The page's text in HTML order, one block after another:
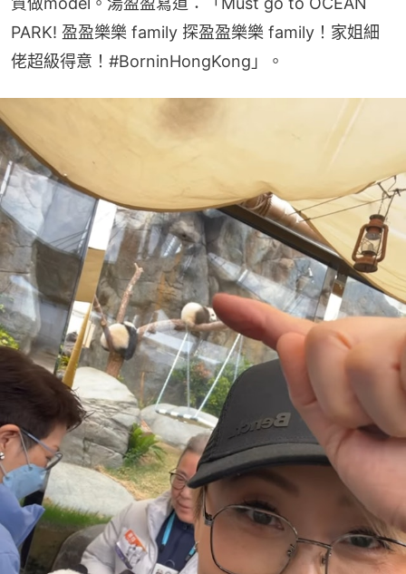
PARK! 盈盈樂樂 family 探盈盈樂樂 family！家姐細
佬超級得意！#BorninHongKong」。